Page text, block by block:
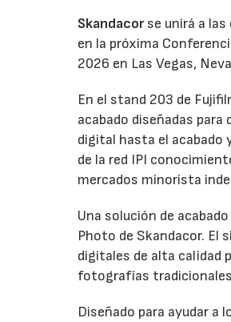
Skandacorse unirá a las
en la próxima
2026 en Las Vegas,
En el stand 203 de
acabado diseñadas
digital hasta el acabado
de la red IPI
mercados minorista
Una solución de
Photo de Skandacor. El
digitales de alta calidad
fotografías
Diseñado para ayudar a